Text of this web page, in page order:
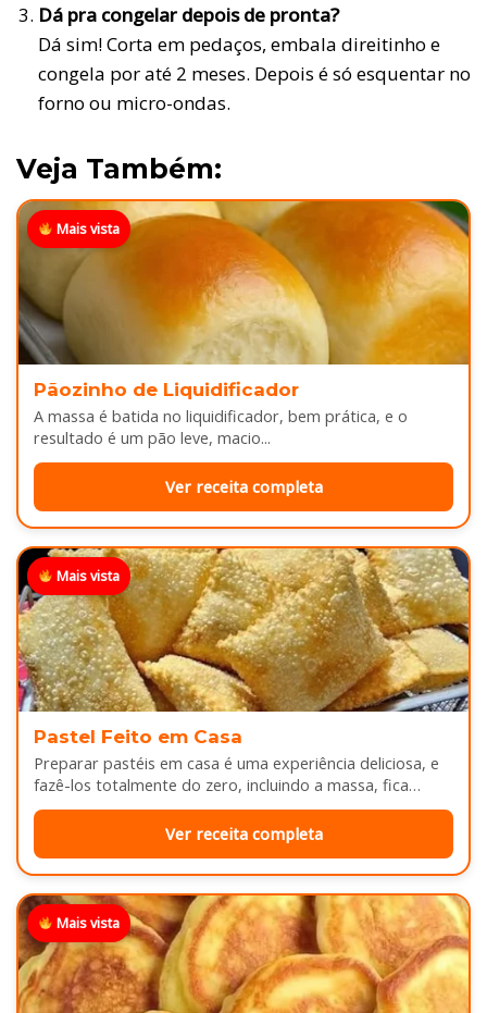
Dá pra congelar depois de pronta?
Dá sim! Corta em pedaços, embala direitinho e
congela por até 2 meses. Depois é só esquentar no
forno ou micro-ondas.
Veja Também:
Mais vista
Pãozinho de Liquidificador
A massa é batida no liquidificador, bem prática, e o
resultado é um pão leve, macio...
Ver receita completa
Mais vista
Pastel Feito em Casa
Preparar pastéis em casa é uma experiência deliciosa, e
fazê-los totalmente do zero, incluindo a massa, fica
melhor ainda...
Ver receita completa
Mais vista